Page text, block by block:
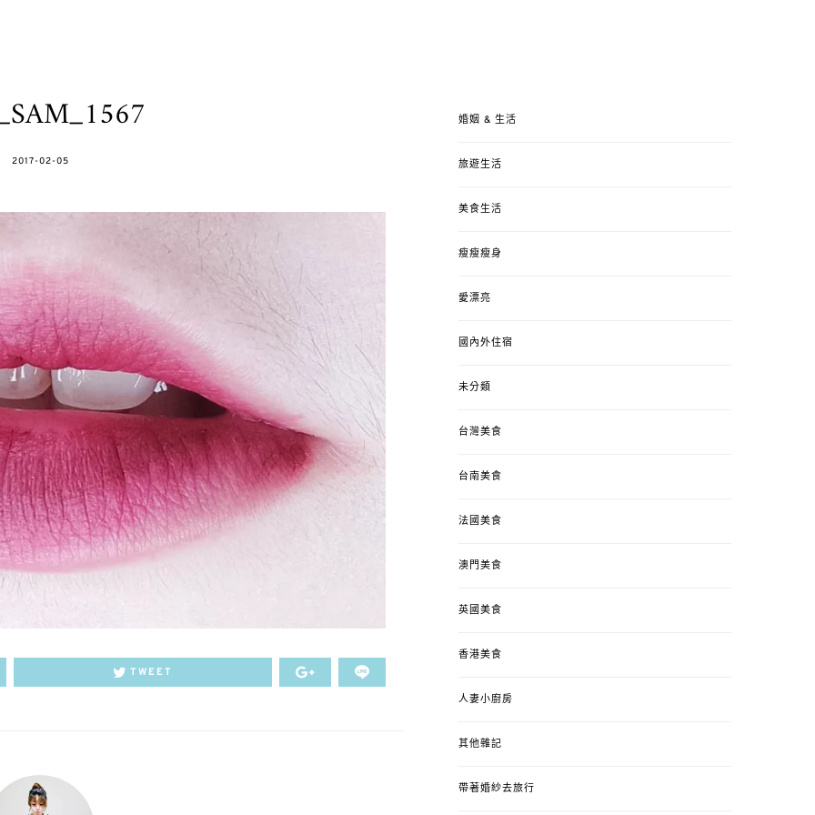
POSTED
2017-02-05
TWEET
婚姻 & 生活
旅遊生活
美食生活
瘦瘦瘦身
愛漂亮
國內外住宿
未分類
台灣美食
台南美食
法國美食
澳門美食
英國美食
香港美食
人妻小廚房
其他雜記
帶著婚紗去旅行